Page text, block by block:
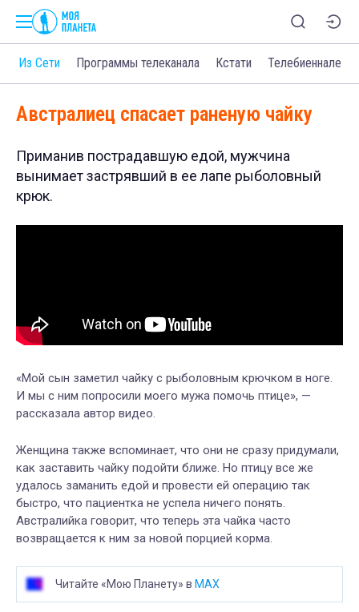
Из Сети Программы телеканала Кстати Телебиеннале
Австралиец спасает раненую чайку
Приманив пострадавшую едой, мужчина
вынимает застрявший в ее лапе рыболовный
крюк.
«Мой сын заметил чайку с рыболовным крючком в ноге.
И мы с ним попросили моего мужа помочь птице», —
рассказала автор видео.
Женщина также вспоминает, что они не сразу придумали,
как заставить чайку подойти ближе. Но птицу все же
удалось заманить едой и провести ей операцию так
быстро, что пациентка не успела ничего понять.
Австралийка говорит, что теперь эта чайка часто
возвращается к ним за новой порцией корма.
Читайте «Мою Планету» в MAX